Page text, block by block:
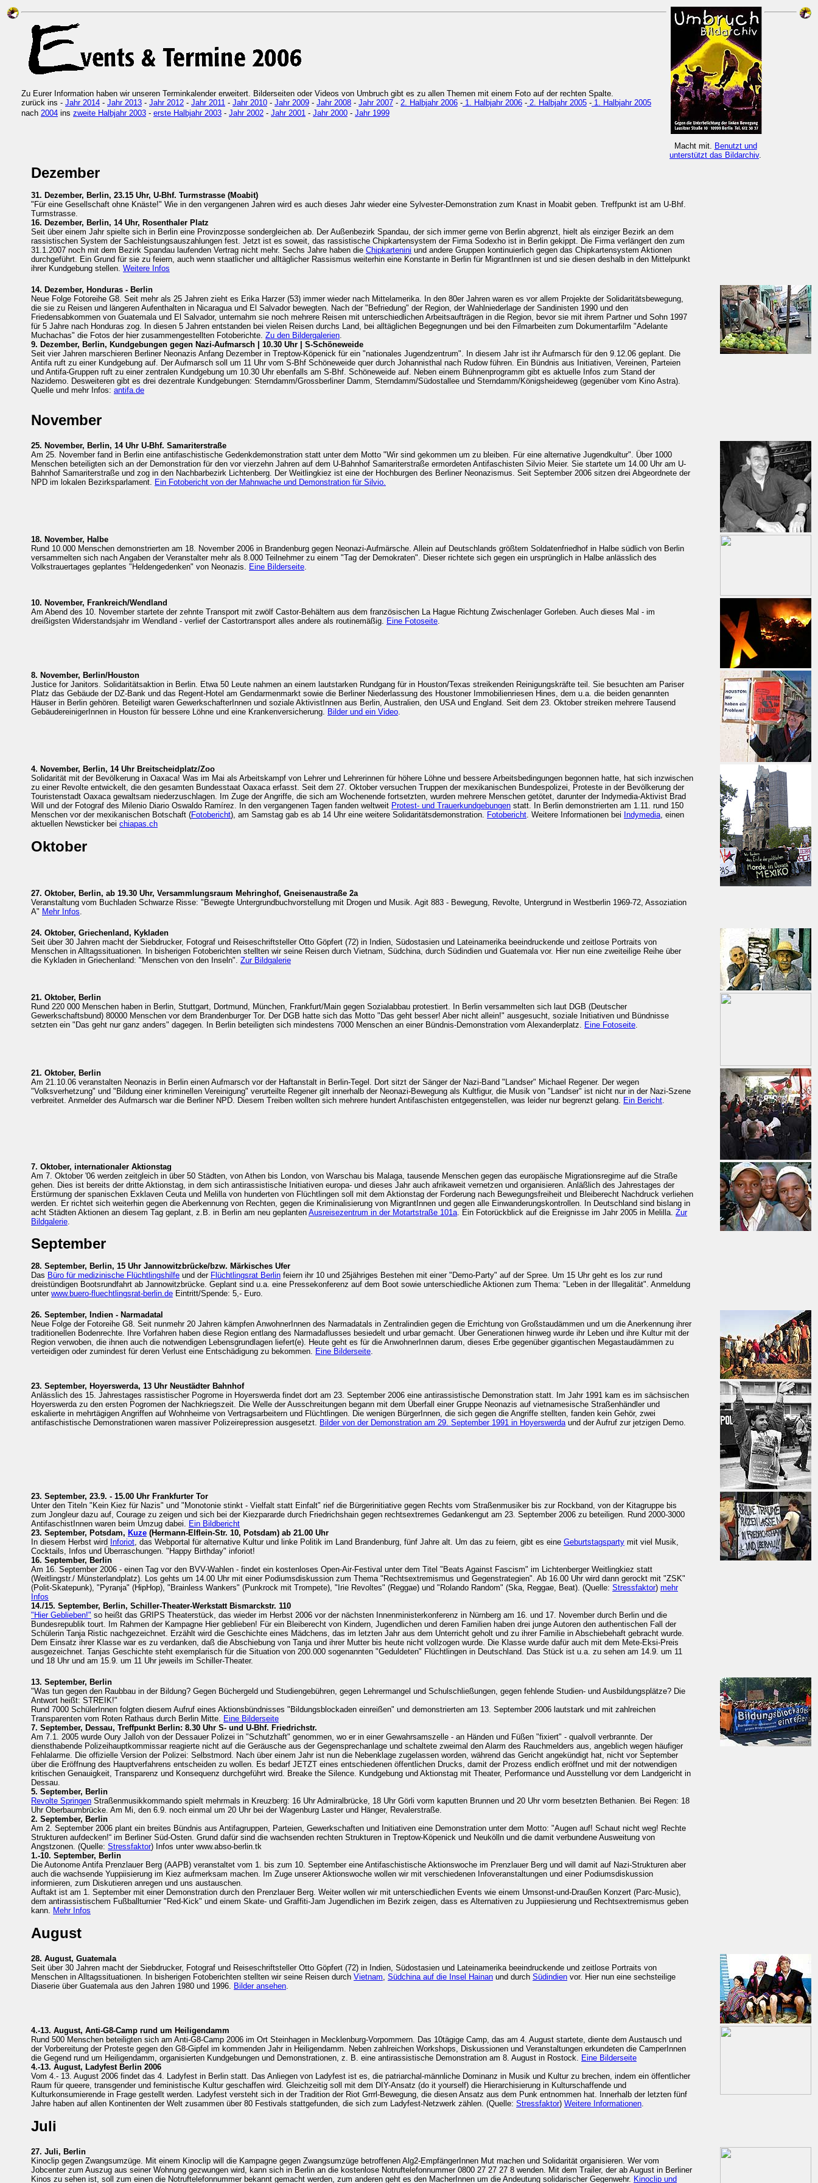
Zu Eurer Information haben wir unseren Terminkalender erweitert. Bilderseiten oder Videos von Umbruch gibt es zu allen Themen mit einem Foto auf der rechten Spalte.
zurück ins - Jahr 2014 - Jahr 2013 - Jahr 2012 - Jahr 2011 - Jahr 2010 - Jahr 2009 - Jahr 2008 - Jahr 2007 - 2. Halbjahr 2006 - 1. Halbjahr 2006 - 2. Halbjahr 2005 - 1. Halbjahr 2005
nach 2004 ins zweite Halbjahr 2003 - erste Halbjahr 2003 - Jahr 2002 - Jahr 2001 - Jahr 2000 - Jahr 1999
Macht mit. Benutzt und
unterstützt das Bildarchiv.
Dezember
31. Dezember, Berlin, 23.15 Uhr, U-Bhf. Turmstrasse (Moabit)
"Für eine Gesellschaft ohne Knäste!" Wie in den vergangenen Jahren wird es auch dieses Jahr wieder eine Sylvester-Demonstration zum Knast in Moabit geben. Treffpunkt ist am U-Bhf.
Turmstrasse.
16. Dezember, Berlin, 14 Uhr, Rosenthaler Platz
Seit über einem Jahr spielte sich in Berlin eine Provinzposse sondergleichen ab. Der Außenbezirk Spandau, der sich immer gerne von Berlin abgrenzt, hielt als einziger Bezirk an dem
rassistischen System der Sachleistungsauszahlungen fest. Jetzt ist es soweit, das rassistische Chipkartensystem der Firma Sodexho ist in Berlin gekippt. Die Firma verlängert den zum
31.1.2007 noch mit dem Bezirk Spandau laufenden Vertrag nicht mehr. Sechs Jahre haben die Chipkartenini und andere Gruppen kontinuierlich gegen das Chipkartensystem Aktionen
durchgeführt. Ein Grund für sie zu feiern, auch wenn staatlicher und alltäglicher Rassismus weiterhin eine Konstante in Berlin für MigrantInnen ist und sie diesen deshalb in den Mittelpunkt
ihrer Kundgebung stellen. Weitere Infos
14. Dezember, Honduras - Berlin
Neue Folge Fotoreihe G8. Seit mehr als 25 Jahren zieht es Erika Harzer (53) immer wieder nach Mittelamerika. In den 80er Jahren waren es vor allem Projekte der Solidaritätsbewegung,
die sie zu Reisen und längeren Aufenthalten in Nicaragua und El Salvador bewegten. Nach der "Befriedung" der Region, der Wahlniederlage der Sandinisten 1990 und den
Friedensabkommen von Guatemala und El Salvador, unternahm sie noch mehrere Reisen mit unterschiedlichen Arbeitsaufträgen in die Region, bevor sie mit ihrem Partner und Sohn 1997
für 5 Jahre nach Honduras zog. In diesen 5 Jahren entstanden bei vielen Reisen durchs Land, bei alltäglichen Begegnungen und bei den Filmarbeiten zum Dokumentarfilm "Adelante
Muchachas" die Fotos der hier zusammengestellten Fotoberichte. Zu den Bildergalerien.
9. Dezember, Berlin, Kundgebungen gegen Nazi-Aufmarsch | 10.30 Uhr | S-Schöneweide
Seit vier Jahren marschieren Berliner Neonazis Anfang Dezember in Treptow-Köpenick für ein "nationales Jugendzentrum". In diesem Jahr ist ihr Aufmarsch für den 9.12.06 geplant. Die
Antifa ruft zu einer Kundgebung auf. Der Aufmarsch soll um 11 Uhr vom S-Bhf Schöneweide quer durch Johannisthal nach Rudow führen. Ein Bündnis aus Initiativen, Vereinen, Parteien
und Antifa-Gruppen ruft zu einer zentralen Kundgebung um 10.30 Uhr ebenfalls am S-Bhf. Schöneweide auf. Neben einem Bühnenprogramm gibt es aktuelle Infos zum Stand der
Nazidemo. Desweiteren gibt es drei dezentrale Kundgebungen: Sterndamm/Grossberliner Damm, Sterndamm/Südostallee und Sterndamm/Königsheideweg (gegenüber vom Kino Astra).
Quelle und mehr Infos: antifa.de
November
25. November, Berlin, 14 Uhr U-Bhf. Samariterstraße
Am 25. November fand in Berlin eine antifaschistische Gedenkdemonstration statt unter dem Motto "Wir sind gekommen um zu bleiben. Für eine alternative Jugendkultur". Über 1000
Menschen beteiligten sich an der Demonstration für den vor vierzehn Jahren auf dem U-Bahnhof Samariterstraße ermordeten Antifaschisten Silvio Meier. Sie startete um 14.00 Uhr am U-
Bahnhof Samariterstraße und zog in den Nachbarbezirk Lichtenberg. Der Weitlingkiez ist eine der Hochburgen des Berliner Neonazismus. Seit September 2006 sitzen drei Abgeordnete der
NPD im lokalen Bezirksparlament. Ein Fotobericht von der Mahnwache und Demonstration für Silvio.
18. November, Halbe
Rund 10.000 Menschen demonstrierten am 18. November 2006 in Brandenburg gegen Neonazi-Aufmärsche. Allein auf Deutschlands größtem Soldatenfriedhof in Halbe südlich von Berlin
versammelten sich nach Angaben der Veranstalter mehr als 8.000 Teilnehmer zu einem "Tag der Demokraten". Dieser richtete sich gegen ein ursprünglich in Halbe anlässlich des
Volkstrauertages geplantes "Heldengedenken" von Neonazis. Eine Bilderseite.
10. November, Frankreich/Wendland
Am Abend des 10. November startete der zehnte Transport mit zwölf Castor-Behältern aus dem französischen La Hague Richtung Zwischenlager Gorleben. Auch dieses Mal - im
dreißigsten Widerstandsjahr im Wendland - verlief der Castortransport alles andere als routinemäßig. Eine Fotoseite.
8. November, Berlin/Houston
Justice for Janitors. Solidaritätsaktion in Berlin. Etwa 50 Leute nahmen an einem lautstarken Rundgang für in Houston/Texas streikenden Reinigungskräfte teil. Sie besuchten am Pariser
Platz das Gebäude der DZ-Bank und das Regent-Hotel am Gendarmenmarkt sowie die Berliner Niederlassung des Houstoner Immobilienriesen Hines, dem u.a. die beiden genannten
Häuser in Berlin gehören. Beteiligt waren GewerkschafterInnen und soziale AktivistInnen aus Berlin, Australien, den USA und England. Seit dem 23. Oktober streiken mehrere Tausend
GebäudereinigerInnen in Houston für bessere Löhne und eine Krankenversicherung. Bilder und ein Video.
4. November, Berlin, 14 Uhr Breitscheidplatz/Zoo
Solidarität mit der Bevölkerung in Oaxaca! Was im Mai als Arbeitskampf von Lehrer und Lehrerinnen für höhere Löhne und bessere Arbeitsbedingungen begonnen hatte, hat sich inzwischen
zu einer Revolte entwickelt, die den gesamten Bundesstaat Oaxaca erfasst. Seit dem 27. Oktober versuchen Truppen der mexikanischen Bundespolizei, Proteste in der Bevölkerung der
Touristenstadt Oaxaca gewaltsam niederzuschlagen. Im Zuge der Angriffe, die sich am Wochenende fortsetzten, wurden mehrere Menschen getötet, darunter der Indymedia-Aktivist Brad
Will und der Fotograf des Milenio Diario Oswaldo Ramírez. In den vergangenen Tagen fanden weltweit Protest- und Trauerkundgebungen statt. In Berlin demonstrierten am 1.11. rund 150
Menschen vor der mexikanischen Botschaft (Fotobericht), am Samstag gab es ab 14 Uhr eine weitere Solidaritätsdemonstration. Fotobericht. Weitere Informationen bei Indymedia, einen
aktuellen Newsticker bei chiapas.ch
Oktober
27. Oktober, Berlin, ab 19.30 Uhr, Versammlungsraum Mehringhof, Gneisenaustraße 2a
Veranstaltung vom Buchladen Schwarze Risse: "Bewegte Untergrundbuchvorstellung mit Drogen und Musik. Agit 883 - Bewegung, Revolte, Untergrund in Westberlin 1969-72, Assoziation
A" Mehr Infos.
24. Oktober, Griechenland, Kykladen
Seit über 30 Jahren macht der Siebdrucker, Fotograf und Reiseschriftsteller Otto Göpfert (72) in Indien, Südostasien und Lateinamerika beeindruckende und zeitlose Portraits von
Menschen in Alltagssituationen. In bisherigen Fotoberichten stellten wir seine Reisen durch Vietnam, Südchina, durch Südindien und Guatemala vor. Hier nun eine zweiteilige Reihe über
die Kykladen in Griechenland: "Menschen von den Inseln". Zur Bildgalerie
21. Oktober, Berlin
Rund 220 000 Menschen haben in Berlin, Stuttgart, Dortmund, München, Frankfurt/Main gegen Sozialabbau protestiert. In Berlin versammelten sich laut DGB (Deutscher
Gewerkschaftsbund) 80000 Menschen vor dem Brandenburger Tor. Der DGB hatte sich das Motto "Das geht besser! Aber nicht allein!" ausgesucht, soziale Initiativen und Bündnisse
setzten ein "Das geht nur ganz anders" dagegen. In Berlin beteiligten sich mindestens 7000 Menschen an einer Bündnis-Demonstration vom Alexanderplatz. Eine Fotoseite.
21. Oktober, Berlin
Am 21.10.06 veranstalten Neonazis in Berlin einen Aufmarsch vor der Haftanstalt in Berlin-Tegel. Dort sitzt der Sänger der Nazi-Band "Landser" Michael Regener. Der wegen
"Volksverhetzung" und "Bildung einer kriminellen Vereinigung" verurteilte Regener gilt innerhalb der Neonazi-Bewegung als Kultfigur, die Musik von "Landser" ist nicht nur in der Nazi-Szene
verbreitet. Anmelder des Aufmarsch war die Berliner NPD. Diesem Treiben wollten sich mehrere hundert Antifaschisten entgegenstellen, was leider nur begrenzt gelang. Ein Bericht.
7. Oktober, internationaler Aktionstag
Am 7. Oktober '06 werden zeitgleich in über 50 Städten, von Athen bis London, von Warschau bis Malaga, tausende Menschen gegen das europäische Migrationsregime auf die Straße
gehen. Dies ist bereits der dritte Aktionstag, in dem sich antirassistische Initiativen europa- und dieses Jahr auch afrikaweit vernetzen und organisieren. Anläßlich des Jahrestages der
Erstürmung der spanischen Exklaven Ceuta und Melilla von hunderten von Flüchtlingen soll mit dem Aktionstag der Forderung nach Bewegungsfreiheit und Bleiberecht Nachdruck verliehen
werden. Er richtet sich weiterhin gegen die Aberkennung von Rechten, gegen die Kriminalisierung von MigrantInnen und gegen alle Einwanderungskontrollen. In Deutschland sind bislang in
acht Städten Aktionen an diesem Tag geplant, z.B. in Berlin am neu geplanten Ausreisezentrum in der Motartstraße 101a. Ein Fotorückblick auf die Ereignisse im Jahr 2005 in Melilla. Zur
Bildgalerie.
September
28. September, Berlin, 15 Uhr Jannowitzbrücke/bzw. Märkisches Ufer
Das Büro für medizinische Flüchtlingshilfe und der Flüchtlingsrat Berlin feiern ihr 10 und 25jähriges Bestehen mit einer "Demo-Party" auf der Spree. Um 15 Uhr geht es los zur rund
dreistündigen Bootsrundfahrt ab Jannowitzbrücke. Geplant sind u.a. eine Pressekonferenz auf dem Boot sowie unterschiedliche Aktionen zum Thema: "Leben in der Illegalität". Anmeldung
unter www.buero-fluechtlingsrat-berlin.de Eintritt/Spende: 5,- Euro.
26. September, Indien - Narmadatal
Neue Folge der Fotoreihe G8. Seit nunmehr 20 Jahren kämpfen AnwohnerInnen des Narmadatals in Zentralindien gegen die Errichtung von Großstaudämmen und um die Anerkennung ihrer
traditionellen Bodenrechte. Ihre Vorfahren haben diese Region entlang des Narmadaflusses besiedelt und urbar gemacht. Über Generationen hinweg wurde ihr Leben und ihre Kultur mit der
Region verwoben, die ihnen auch die notwendigen Lebensgrundlagen liefert(e). Heute geht es für die AnwohnerInnen darum, dieses Erbe gegenüber gigantischen Megastaudämmen zu
verteidigen oder zumindest für deren Verlust eine Entschädigung zu bekommen. Eine Bilderseite.
23. September, Hoyerswerda, 13 Uhr Neustädter Bahnhof
Anlässlich des 15. Jahrestages rassistischer Pogrome in Hoyerswerda findet dort am 23. September 2006 eine antirassistische Demonstration statt. Im Jahr 1991 kam es im sächsischen
Hoyerswerda zu den ersten Pogromen der Nachkriegszeit. Die Welle der Ausschreitungen begann mit dem Überfall einer Gruppe Neonazis auf vietnamesische Straßenhändler und
eskalierte in mehrtägigen Angriffen auf Wohnheime von Vertragsarbeitern und Flüchtlingen. Die wenigen BürgerInnen, die sich gegen die Angriffe stellten, fanden kein Gehör, zwei
antifaschistische Demonstrationen waren massiver Polizeirepression ausgesetzt. Bilder von der Demonstration am 29. September 1991 in Hoyerswerdaund der Aufruf zur jetzigen Demo.
23. September, 23.9. - 15.00 Uhr Frankfurter Tor
Unter den Titeln "Kein Kiez für Nazis" und "Monotonie stinkt - Vielfalt statt Einfalt" rief die Bürgerinitiative gegen Rechts vom Straßenmusiker bis zur Rockband, von der Kitagruppe bis
zum Jongleur dazu auf, Courage zu zeigen und sich bei der Kiezpararde durch Friedrichshain gegen rechtsextremes Gedankengut am 23. September 2006 zu beteiligen. Rund 2000-3000
AntifaschistInnen waren beim Umzug dabei. Ein Bildbericht
23. September, Potsdam, Kuze (Hermann-Elflein-Str. 10, Potsdam) ab 21.00 Uhr
In diesem Herbst wird Inforiot, das Webportal für alternative Kultur und linke Politik im Land Brandenburg, fünf Jahre alt. Um das zu feiern, gibt es eine Geburtstagsparty mit viel Musik,
Cocktails, Infos und Überraschungen. "Happy Birthday" inforiot!
16. September, Berlin
Am 16. September 2006 - einen Tag vor den BVV-Wahlen - findet ein kostenloses Open-Air-Festival unter dem Titel "Beats Against Fascism" im Lichtenberger Weitlingkiez statt
(Weitlingstr./ Münsterlandplatz). Los gehts um 14.00 Uhr mit einer Podiumsdiskussion zum Thema "Rechtsextremismus und Gegenstrategien". Ab 16.00 Uhr wird dann gerockt mit "ZSK"
(Polit-Skatepunk), "Pyranja" (HipHop), "Brainless Wankers" (Punkrock mit Trompete), "Irie Revoltes" (Reggae) und "Rolando Random" (Ska, Reggae, Beat). (Quelle: Stressfaktor) mehr
Infos
14./15. September, Berlin, Schiller-Theater-Werkstatt Bismarckstr. 110
"Hier Geblieben!" so heißt das GRIPS Theaterstück, das wieder im Herbst 2006 vor der nächsten Innenministerkonferenz in Nürnberg am 16. und 17. November durch Berlin und die
Bundesrepublik tourt. Im Rahmen der Kampagne Hier geblieben! Für ein Bleiberecht von Kindern, Jugendlichen und deren Familien haben drei junge Autoren den authentischen Fall der
Schülerin Tanja Ristic nachgezeichnet. Erzählt wird die Geschichte eines Mädchens, das im letzten Jahr aus dem Unterricht geholt und zu ihrer Familie in Abschiebehaft gebracht wurde.
Dem Einsatz ihrer Klasse war es zu verdanken, daß die Abschiebung von Tanja und ihrer Mutter bis heute nicht vollzogen wurde. Die Klasse wurde dafür auch mit dem Mete-Eksi-Preis
ausgezeichnet. Tanjas Geschichte steht exemplarisch für die Situation von 200.000 sogenannten "Geduldeten" Flüchtlingen in Deutschland. Das Stück ist u.a. zu sehen am 14.9. um 11
und 18 Uhr und am 15.9. um 11 Uhr jeweils im Schiller-Theater.
13. September, Berlin
"Was tun gegen den Raubbau in der Bildung? Gegen Büchergeld und Studiengebühren, gegen Lehrermangel und Schulschließungen, gegen fehlende Studien- und Ausbildungsplätze? Die
Antwort heißt: STREIK!"
Rund 7000 SchülerInnen folgten diesem Aufruf eines Aktionsbündnisses "Bildungsblockaden einreißen" und demonstrierten am 13. September 2006 lautstark und mit zahlreichen
Transparenten vom Roten Rathaus durch Berlin Mitte. Eine Bilderseite
7. September, Dessau, Treffpunkt Berlin: 8.30 Uhr S- und U-Bhf. Friedrichstr.
Am 7.1. 2005 wurde Oury Jalloh von der Dessauer Polizei in "Schutzhaft" genommen, wo er in einer Gewahrsamszelle - an Händen und Füßen "fixiert" - qualvoll verbrannte. Der
diensthabende Polizeihauptkommissar reagierte nicht auf die Geräusche aus der Gegensprechanlage und schaltete zweimal den Alarm des Rauchmelders aus, angeblich wegen häufiger
Fehlalarme. Die offizielle Version der Polizei: Selbstmord. Nach über einem Jahr ist nun die Nebenklage zugelassen worden, während das Gericht angekündigt hat, nicht vor September
über die Eröffnung des Hauptverfahrens entscheiden zu wollen. Es bedarf JETZT eines entschiedenen öffentlichen Drucks, damit der Prozess endlich eröffnet und mit der notwendigen
kritischen Genauigkeit, Transparenz und Konsequenz durchgeführt wird. Breake the Silence. Kundgebung und Aktionstag mit Theater, Performance und Ausstellung vor dem Landgericht in
Dessau.
5. September, Berlin
Revolte Springen Straßenmusikkommando spielt mehrmals in Kreuzberg: 16 Uhr Admiralbrücke, 18 Uhr Görli vorm kaputten Brunnen und 20 Uhr vorm besetzten Bethanien. Bei Regen: 18
Uhr Oberbaumbrücke. Am Mi, den 6.9. noch einmal um 20 Uhr bei der Wagenburg Laster und Hänger, Revalerstraße.
2. September, Berlin
Am 2. September 2006 plant ein breites Bündnis aus Antifagruppen, Parteien, Gewerkschaften und Initiativen eine Demonstration unter dem Motto: "Augen auf! Schaut nicht weg! Rechte
Strukturen aufdecken!“ im Berliner Süd-Osten. Grund dafür sind die wachsenden rechten Strukturen in Treptow-Köpenick und Neukölln und die damit verbundene Ausweitung von
Angstzonen. (Quelle: Stressfaktor) Infos unter www.abso-berlin.tk
1.-10. September, Berlin
Die Autonome Antifa Prenzlauer Berg (AAPB) veranstaltet vom 1. bis zum 10. September eine Antifaschistische Aktionswoche im Prenzlauer Berg und will damit auf Nazi-Strukturen aber
auch die wachsende Yuppiisierung im Kiez aufmerksam machen. Im Zuge unserer Aktionswoche wollen wir mit verschiedenen Infoveranstaltungen und einer Podiumsdiskussion
informieren, zum Diskutieren anregen und uns austauschen.
Auftakt ist am 1. September mit einer Demonstration durch den Prenzlauer Berg. Weiter wollen wir mit unterschiedlichen Events wie einem Umsonst-und-Draußen Konzert (Parc-Music),
dem antirassistischem Fußballturnier "Red-Kick" und einem Skate- und Graffiti-Jam Jugendlichen im Bezirk zeigen, dass es Alternativen zu Juppiiesierung und Rechtsextremismus geben
kann. Mehr Infos
August
28. August, Guatemala
Seit über 30 Jahren macht der Siebdrucker, Fotograf und Reiseschriftsteller Otto Göpfert (72) in Indien, Südostasien und Lateinamerika beeindruckende und zeitlose Portraits von
Menschen in Alltagssituationen. In bisherigen Fotoberichten stellten wir seine Reisen durch Vietnam, Südchina auf die Insel Hainan und durch Südindien vor. Hier nun eine sechsteilige
Diaserie über Guatemala aus den Jahren 1980 und 1996. Bilder ansehen.
4.-13. August, Anti-G8-Camp rund um Heiligendamm
Rund 500 Menschen beteiligten sich am Anti-G8-Camp 2006 im Ort Steinhagen in Mecklenburg-Vorpommern. Das 10tägige Camp, das am 4. August startete, diente dem Austausch und
der Vorbereitung der Proteste gegen den G8-Gipfel im kommenden Jahr in Heiligendamm. Neben zahlreichen Workshops, Diskussionen und Veranstaltungen erkundeten die CamperInnen
die Gegend rund um Heiligendamm, organisierten Kundgebungen und Demonstrationen, z. B. eine antirassistische Demonstration am 8. August in Rostock. Eine Bilderseite
4.-13. August, Ladyfest Berlin 2006
Vom 4.- 13. August 2006 findet das 4. Ladyfest in Berlin statt. Das Anliegen von Ladyfest ist es, die patriarchal-männliche Dominanz in Musik und Kultur zu brechen, indem ein öffentlicher
Raum für queere, transgender und feministische Kultur geschaffen wird. Gleichzeitig soll mit dem DIY-Ansatz (do it yourself) die Hierarchisierung in Kulturschaffende und
Kulturkonsumierende in Frage gestellt werden. Ladyfest versteht sich in der Tradition der Riot Grrrl-Bewegung, die diesen Ansatz aus dem Punk entnommen hat. Innerhalb der letzten fünf
Jahre haben auf allen Kontinenten der Welt zusammen über 80 Festivals stattgefunden, die sich zum Ladyfest-Netzwerk zählen. (Quelle: Stressfaktor) Weitere Informationen.
Juli
27. Juli, Berlin
Kinoclip gegen Zwangsumzüge. Mit einem Kinoclip will die Kampagne gegen Zwangsumzüge betroffenen Alg2-EmpfängerInnen Mut machen und Solidarität organisieren. Wer vom
Jobcenter zum Auszug aus seiner Wohnung gezwungen wird, kann sich in Berlin an die kostenlose Notruftelefonnummer 0800 27 27 27 8 wenden. Mit dem Trailer, der ab August in Berliner
Kinos zu sehen ist, soll zum einen die Notruftelefonnummer bekannt gemacht werden, zum anderen geht es den MacherInnen um die Andeutung solidarischer Gegenwehr. Kinoclip und